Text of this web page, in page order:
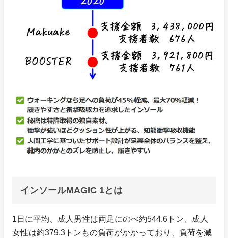
インソールMAGIC 1とは
1日に平均、成人男性は両足にのべ約544.6トン、成人
女性は約379.3トンもの負荷がかかっており、負荷を減